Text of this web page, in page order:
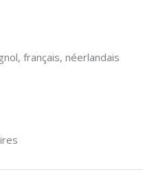
français, néerlandais